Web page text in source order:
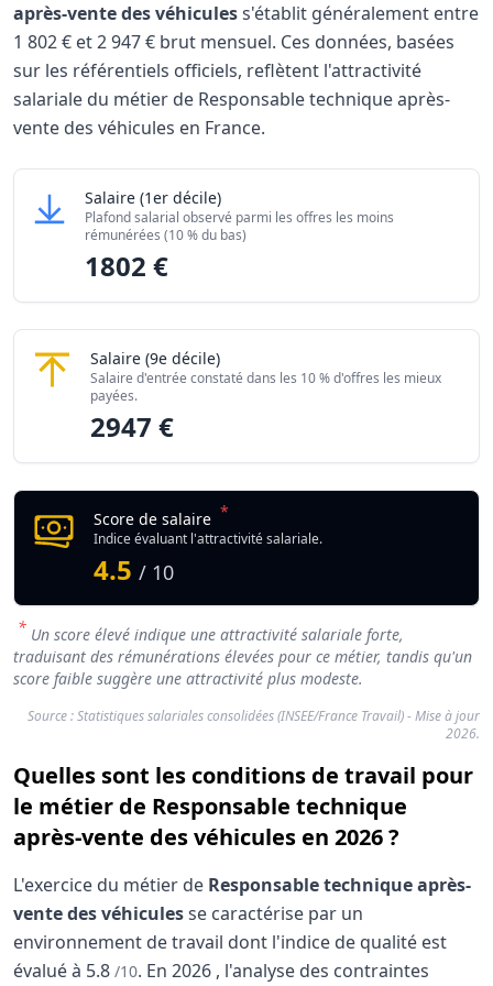
après-vente des véhiculess'établit généralement entre
1 802 € et2 947 € brut mensuel. Ces données, basées
sur les référentiels officiels, reflètent l'attractivité
salariale du métier de Responsable technique après-
vente des véhicules en France.
Grille salariale Responsable technique après-vente des
Niveau de salaire (Déciles)
Salaire minimum (10% les moins rémunérés)
Salaire maximum (10% les mieux rémunérés)
Salaire Responsable technique après-vente des
(1er décile)
Plafond salarial observé parmi les offres les moins
rémunérées (10 % du bas)
1802 €
Salaire Responsable technique après-vente des
(9e décile)
Salaire d'entrée constaté dans les 10 % d'offres les mieux
payées.
2947 €
Score de salaire *
Indice évaluant l'attractivité salariale.
4.5 / 10
* Un score élevé indique une attractivité salariale forte,
traduisant des rémunérations élevées pour ce métier, tandis qu'un
score faible suggère une attractivité plus modeste.
Source : Statistiques salariales consolidées (INSEE/France Travail) - Mise à jour
2026.
Quelles sont les conditions de travail pour
le métier de Responsable technique
après-vente des véhicules en 2026 ?
L'exercice du métier de Responsable technique après-
vente des véhiculesse caractérise par un
environnement de travail dont l'indice de qualité est
évalué à 5.8 /10. En 2026 , l'analyse des contraintes